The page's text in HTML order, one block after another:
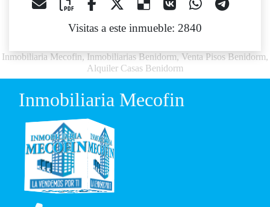
Visitas a este inmueble: 2840
Inmobiliaria Mecofin, Inmobiliarias Benidorm, Venta Pisos Benidorm,
Alquiler Casas Benidorm
Inmobiliaria Mecofin